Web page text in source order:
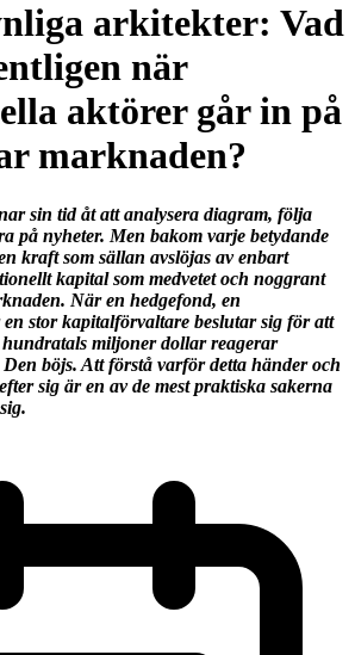
arkitekter: Vad
när
aktörer går in på
marknaden?
sin tid åt att analysera diagram, följa
på nyheter. Men bakom varje betydande
kraft som sällan avslöjas av enbart
kapital som medvetet och noggrant
När en hedgefond, en
stor kapitalförvaltare beslutar sig för att
miljoner dollar reagerar
böjs. Att förstå varför detta händer och
sig är en av de mest praktiska sakerna